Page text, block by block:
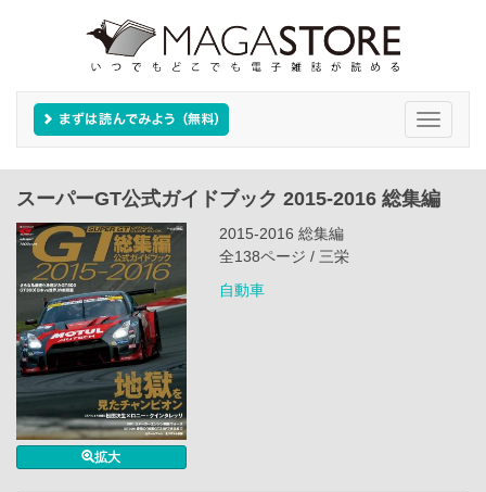
Toggle
スーパーGT公式ガイドブック 2015-2016 総集編
拡大
2015-2016 総集編
全138ページ / 三栄
自動車